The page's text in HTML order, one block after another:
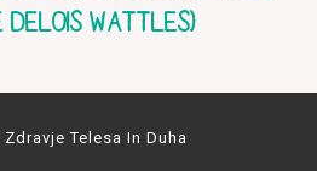
DELOIS WATTLES)
Telesa In Duha